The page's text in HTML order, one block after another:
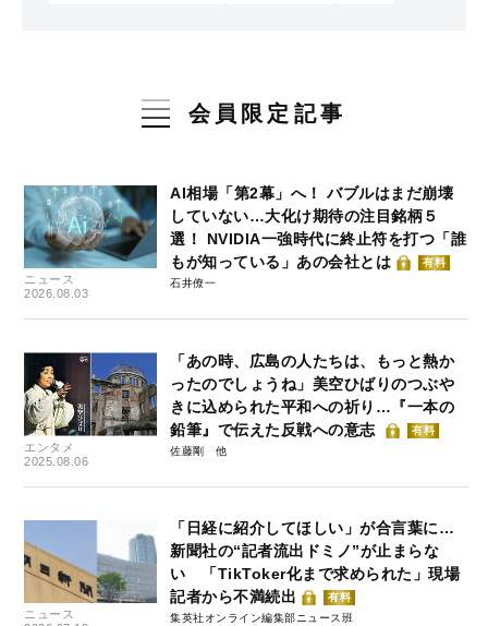
会員限定記事
ニュース
2026.08.03
AI相場「第2幕」へ！ バブルはまだ崩壊
していない…大化け期待の注目銘柄５
選！ NVIDIA一強時代に終止符を打つ「誰
もが知っている」あの会社とは
有料
石井僚一
エンタメ
2025.08.06
「あの時、広島の人たちは、もっと熱か
ったのでしょうね」美空ひばりのつぶや
きに込められた平和への祈り…『一本の
鉛筆』で伝えた反戦への意志
有料
佐藤剛
ニュース
「日経に紹介してほしい」が合言葉に…
新聞社の“記者流出ドミノ”が止まらな
い 「TikToker化まで求められた」現場
記者から不満続出
有料
集英社オンライン編集部ニュース班